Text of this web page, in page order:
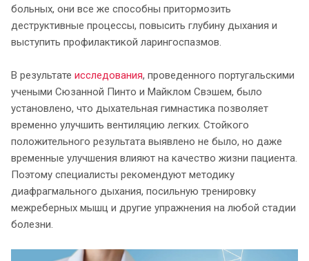
больных, они все же способны притормозить
деструктивные процессы, повысить глубину дыхания и
выступить профилактикой ларингоспазмов.
В результате исследования, проведенного португальскими
учеными Сюзанной Пинто и Майклом Свэшем, было
установлено, что дыхательная гимнастика позволяет
временно улучшить вентиляцию легких. Стойкого
положительного результата выявлено не было, но даже
временные улучшения влияют на качество жизни пациента.
Поэтому специалисты рекомендуют методику
диафрагмального дыхания, посильную тренировку
межреберных мышц и другие упражнения на любой стадии
болезни.